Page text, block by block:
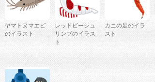
ヤマトヌマエビ
のイラスト
レッドビーシュ
リンプのイラス
ト
カニの足のイラ
スト